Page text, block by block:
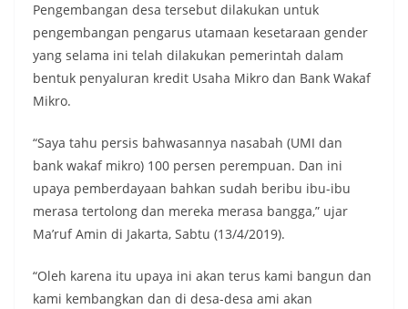
Pengembangan desa tersebut dilakukan untuk
pengembangan pengarus utamaan kesetaraan gender
yang selama ini telah dilakukan pemerintah dalam
bentuk penyaluran kredit Usaha Mikro dan Bank Wakaf
Mikro.
“Saya tahu persis bahwasannya nasabah (UMI dan
bank wakaf mikro) 100 persen perempuan. Dan ini
upaya pemberdayaan bahkan sudah beribu ibu-ibu
merasa tertolong dan mereka merasa bangga,” ujar
Ma’ruf Amin di Jakarta, Sabtu (13/4/2019).
“Oleh karena itu upaya ini akan terus kami bangun dan
kami kembangkan dan di desa-desa ami akan